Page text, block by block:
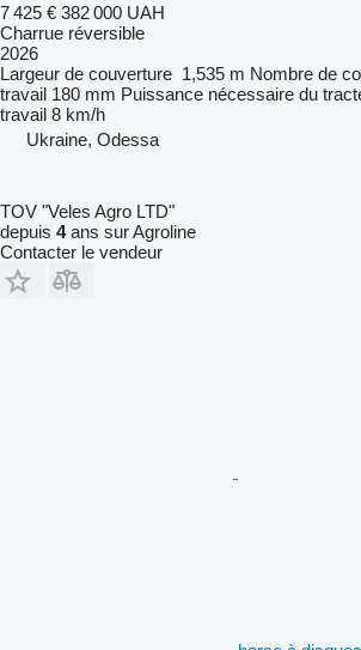
7 425 € 382 000 UAH
Charrue réversible
2026
Largeur de couverture 1,535 m Nombre de
travail 180 mm Puissance nécessaire du
travail 8 km/h
Ukraine, Odessa
TOV "Veles Agro LTD"
depuis 4ans sur Agroline
Contacter le vendeur